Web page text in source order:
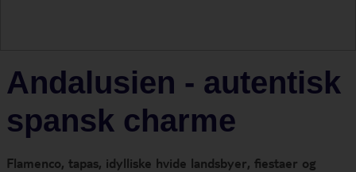
Andalusien - autentisk
spansk charme
Flamenco, tapas, idylliske hvide landsbyer, fiestaer og